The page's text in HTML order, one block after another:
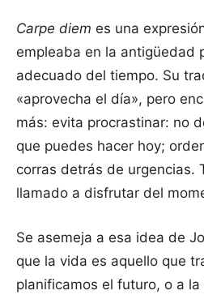
Carpe diem es una
empleaba en la antigüedad
adecuado del tiempo. Su
«aprovecha el día», pero
más: evita procrastinar: no
que puedes hacer hoy;
corras detrás de urgencias.
llamado a disfrutar del
Se asemeja a esa idea de
que la vida es aquello que
planificamos el futuro, o a la